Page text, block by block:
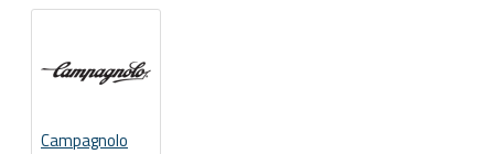
Campagnolo